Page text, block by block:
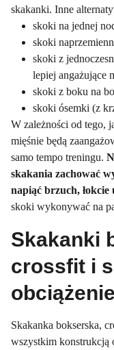
skakanki. Inne
skoki na jednej
skoki
skoki z
lepiej angażujące
skoki z boku na
skoki ósemki (z
W zależności od tego,
mięśnie będą
samo tempo treningu.
skakania zachować
napiąć brzuch,
skoki wykonywać na
Skakanki
crossfit i
Skakanka bokserska,
wszystkim konstrukcją